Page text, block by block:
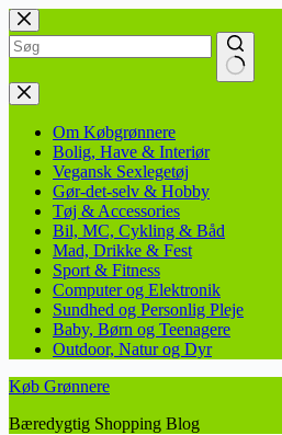
Fortsæt
til
indhold
Ingen
resultater
Om Købgrønnere
Bolig, Have & Interiør
Vegansk Sexlegetøj
Gør-det-selv & Hobby
Tøj & Accessories
Bil, MC, Cykling & Båd
Mad, Drikke & Fest
Sport & Fitness
Computer og Elektronik
Sundhed og Personlig Pleje
Baby, Børn og Teenagere
Outdoor, Natur og Dyr
Køb Grønnere
Bæredygtig Shopping Blog